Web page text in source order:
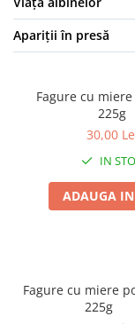
Apariții în presă
Fagure cu
225g
30,00
IN
ADAUGA IN
Fagure cu miere
225g